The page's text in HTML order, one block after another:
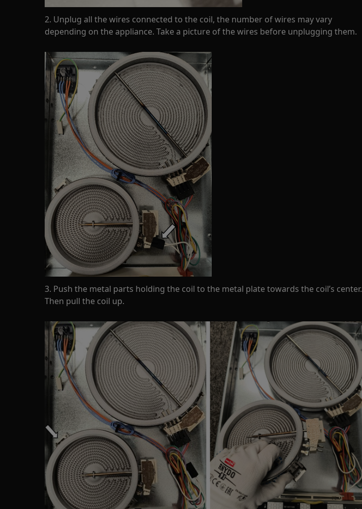
2. Unplug all the wires connected to the coil, the number of wires may vary
depending on the appliance. Take a picture of the wires before unplugging them.
3. Push the metal parts holding the coil to the metal plate towards the coil’s center.
Then pull the coil up.